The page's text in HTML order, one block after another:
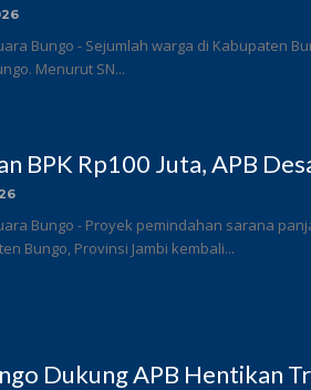
Bungo - Sejumlah warga di Kabupaten
Menurut SN...
BPK Rp100 Juta, APB
Bungo - Proyek pemindahan sarana
Bungo, Provinsi Jambi kembali...
Dukung APB Hentikan